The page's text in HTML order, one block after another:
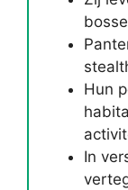
Hun
In